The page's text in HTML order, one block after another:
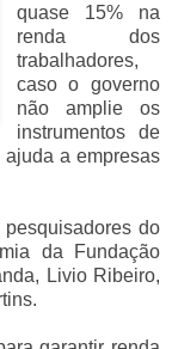
quase 15% na
renda dos
trabalhadores,
caso o governo
não amplie os
instrumentos de
a empresas
do
da Fundação
Livio Ribeiro,